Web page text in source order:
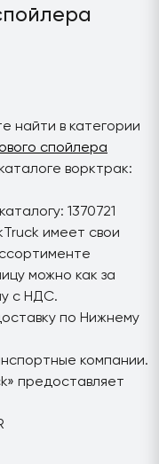
найти в категории
спойлера
ворктрак:
1370721
имеет свои
можно как за
с НДС.
по Нижнему
компании.
предоставляет